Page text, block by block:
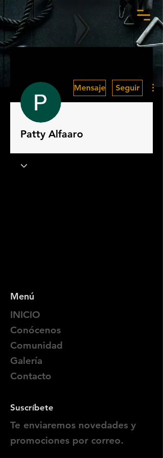
Mensaje Seguir
Patty Alfaaro
Menú
INICIO
Conócenos
Comunidad
Galería
Contacto
Suscríbete
Te enviaremos novedades y
promociones por correo.